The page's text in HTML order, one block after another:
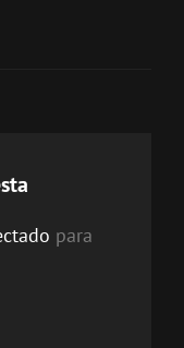
para